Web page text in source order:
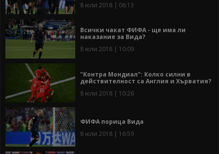
8 юли 2018 | 06:13
Всички чакат ФИФА - ще има ли
наказание за Вида?
8 юли 2018 | 10:09
"Контра Мондиал": Колко силни в
действителност са Англия и Хърватия?
8 юли 2018 | 10:26
ФИФА порица Вида
8 юли 2018 | 16:59